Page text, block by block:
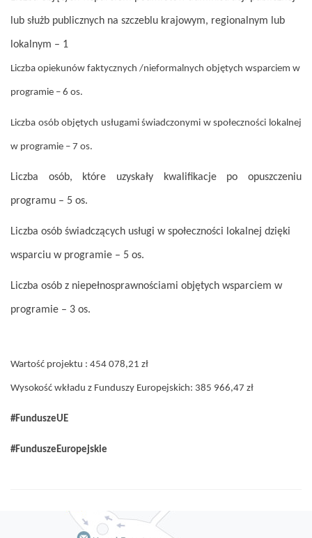
lub służb publicznych na szczeblu krajowym, regionalnym lub
lokalnym – 1
Liczba opiekunów faktycznych /nieformalnych objętych wsparciem w
programie – 6 os.
Liczba osób objętych usługami świadczonymi w społeczności lokalnej
w programie – 7 os.
Liczba osób, które uzyskały kwalifikacje po opuszczeniu
programu – 5 os.
Liczba osób świadczących usługi w społeczności lokalnej dzięki
wsparciu w programie – 5 os.
Liczba osób z niepełnosprawnościami objętych wsparciem w
programie – 3 os.
Wartość projektu : 454 078,21 zł
Wysokość wkładu z Funduszy Europejskich: 385 966,47 zł
#FunduszeUE
#FunduszeEuropejskie